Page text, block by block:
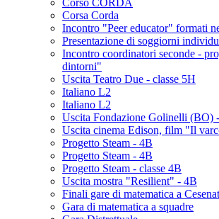
Corso CORDA
Corsa Corda
Incontro "Peer educator" formati
Presentazione di soggiorni
Incontro coordinatori seconde -
dintorni"
Uscita Teatro Due - classe 5H
Italiano L2
Italiano L2
Uscita Fondazione Golinelli (BO)
Uscita cinema Edison, film "Il
Progetto Steam - 4B
Progetto Steam - 4B
Progetto Steam - classe 4B
Uscita mostra "Resilient" - 4B
Finali gare di matematica a
Gara di matematica a squadre